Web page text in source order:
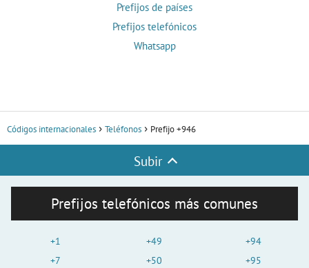
Prefijos de países
Prefijos telefónicos
Whatsapp
Códigos internacionales Teléfonos Prefijo +946
Subir
Prefijos telefónicos más comunes
+1
+7
+49
+50
+94
+95